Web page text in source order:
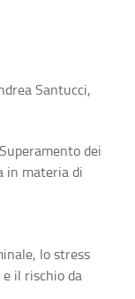
Santucci,
Superamento dei
in materia di
lo stress
il rischio da